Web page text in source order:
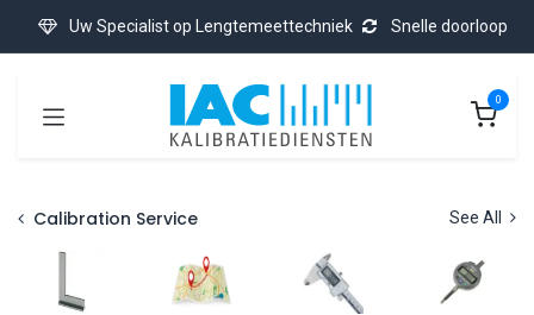
Uw Specialist op Lengtemeettechniek Snelle doorloop
0
Calibration Service See All